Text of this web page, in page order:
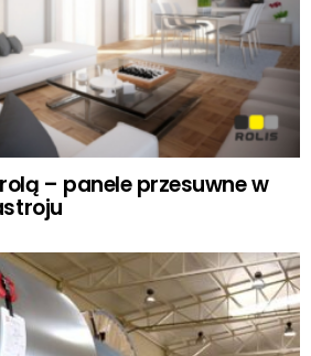
– panele przesuwne w